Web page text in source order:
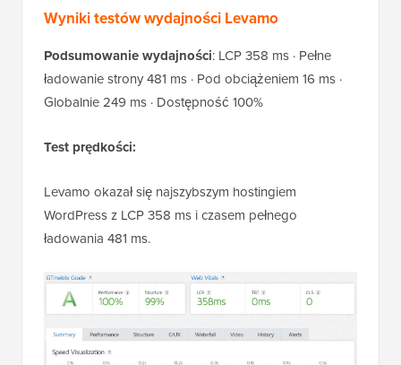
Wyniki testów wydajności Levamo
Podsumowanie wydajności: LCP 358 ms · Pełne
ładowanie strony 481 ms · Pod obciążeniem 16 ms ·
Globalnie 249 ms · Dostępność 100%
Test prędkości:
Levamo okazał się najszybszym hostingiem
WordPress z LCP 358 ms i czasem pełnego
ładowania 481 ms.